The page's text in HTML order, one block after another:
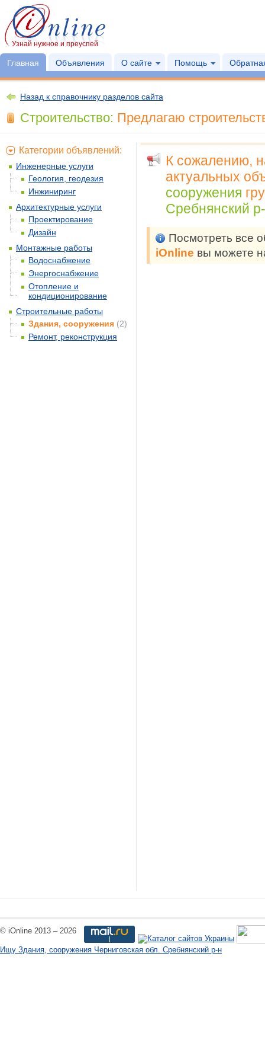
Узнай нужное и преуспей
Главная Объявления О сайте Помощь
Назад к справочнику разделов сайта
Строительство: Предлагаю
К сожалению,
актуальных
сооружения
Сребнянский
Посмотреть все
iOnline вы можете
Категории объявлений:
Инженерные услуги
Геология, геодезия
Инжиниринг
Архитектурные услуги
Проектирование
Дизайн
Монтажные работы
Водоснабжение
Энергоснабжение
Отопление и
кондиционирование
Строительные работы
Здания, сооружения (2)
Ремонт, реконструкция
© iOnline 2013 – 2026
Ищу Здания, сооружения Черниговская обл. Сребнянский р-н